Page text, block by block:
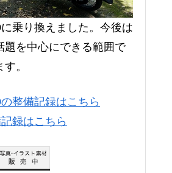
乗り換えました。今後は
題を中心にできる範囲で
。
整備記録はこちら
録はこちら